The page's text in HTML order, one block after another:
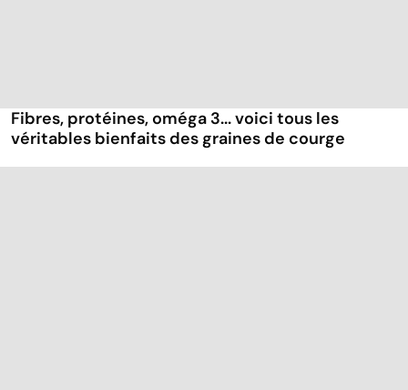
Fibres, protéines, oméga 3... voici tous les
véritables bienfaits des graines de courge